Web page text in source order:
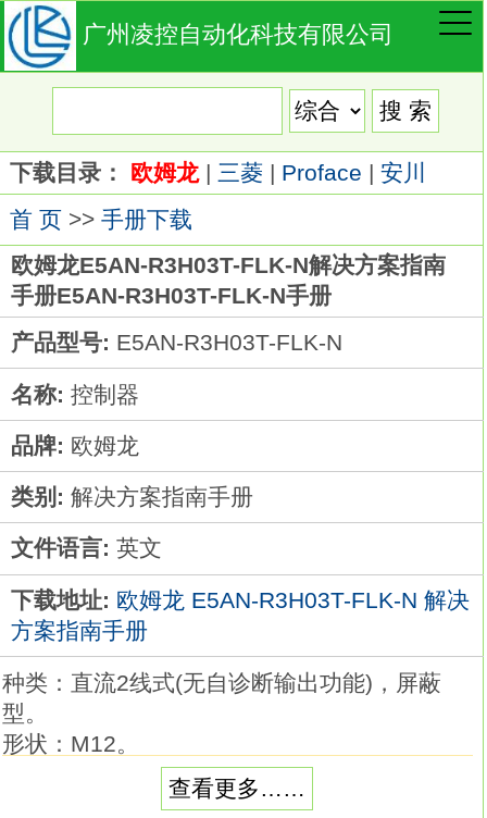
广州凌控自动化科技有限公司
下载目录： 欧姆龙| 三菱| Proface | 安川
首 页>> 手册下载
欧姆龙E5AN-R3H03T-FLK-N解决方案指南
手册E5AN-R3H03T-FLK-N手册
产品型号: E5AN-R3H03T-FLK-N
名称: 控制器
品牌: 欧姆龙
类别: 解决方案指南手册
文件语言: 英文
下载地址: 欧姆龙 E5AN-R3H03T-FLK-N 解决
方案指南手册
种类：直流2线式(无自诊断输出功能)，屏蔽
型。
形状：M12。
检测距离：3mm。
连接方式：M12 SmartClick 接插件中继型
查看更多……